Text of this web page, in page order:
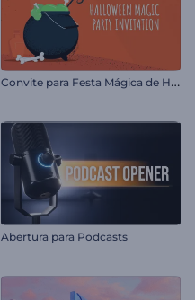
C
onvite para Festa Mágica de Halloween
Abertura para Podcasts